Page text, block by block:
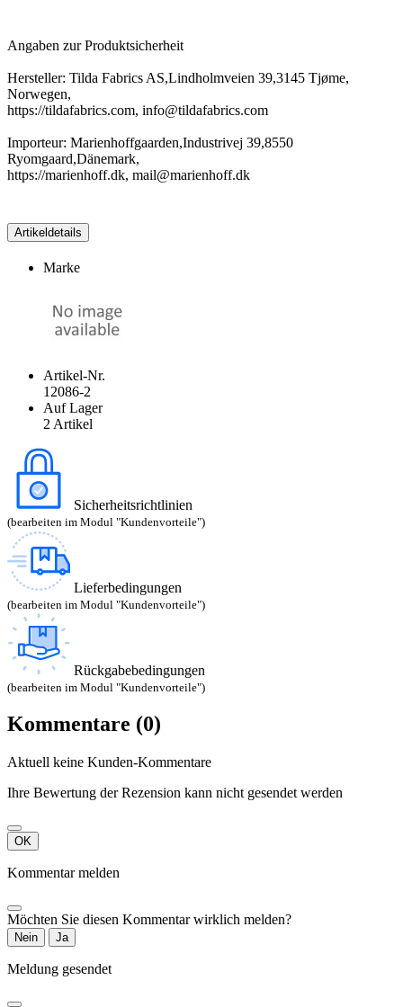
Angaben zur Produktsicherheit
Hersteller: Tilda Fabrics AS,Lindholmveien 39,3145 Tjøme,
Norwegen,
https://tildafabrics.com, info@tildafabrics.com
Importeur: Marienhoffgaarden,Industrivej 39,8550
Ryomgaard,Dänemark,
https://marienhoff.dk, mail@marienhoff.dk
Artikeldetails
Marke
Artikel-Nr.
12086-2
Auf Lager
2 Artikel
Sicherheitsrichtlinien
(bearbeiten im Modul "Kundenvorteile")
Lieferbedingungen
(bearbeiten im Modul "Kundenvorteile")
Rückgabebedingungen
(bearbeiten im Modul "Kundenvorteile")
Kommentare (0)
Aktuell keine Kunden-Kommentare
Ihre Bewertung der Rezension kann nicht gesendet werden
OK
Kommentar melden
Möchten Sie diesen Kommentar wirklich melden?
Nein Ja
Meldung gesendet